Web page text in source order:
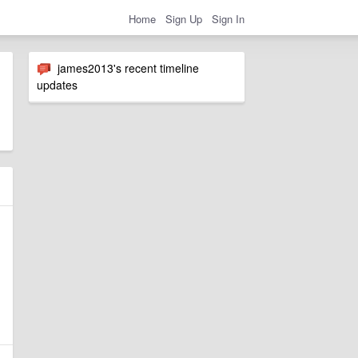
Home Sign Up Sign In
james2013's recent timeline
updates